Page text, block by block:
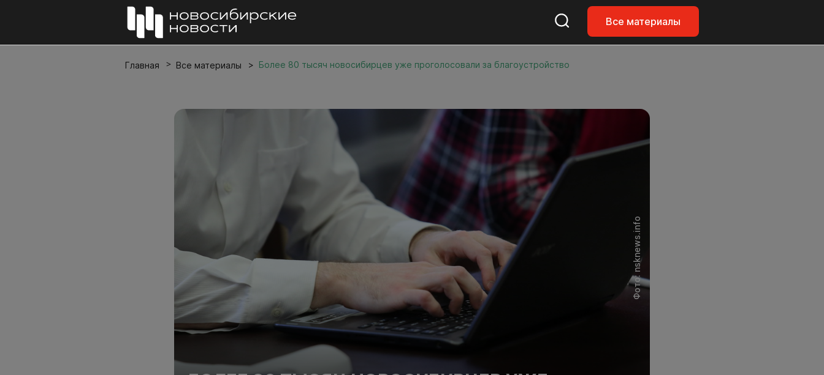
Все материалы
Главная Все материалы Более 80 тысяч новосибирцев уже проголосовали за благоустройство
Фото: nsknews.info